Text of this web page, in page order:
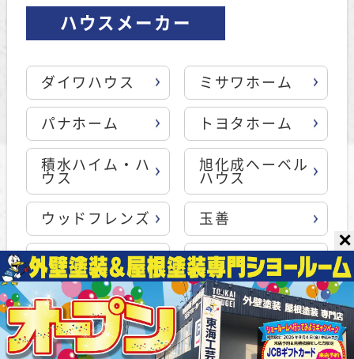
ハウスメーカー
ダイワハウス ミサワホーム
パナホーム トヨタホーム
積水ハイム・ハ
ウス
旭化成ヘーベル
ハウス
ウッドフレンズ 玉善
ブラザー不動産 AVANTIA
その他ハウスメ
ーカー
✕